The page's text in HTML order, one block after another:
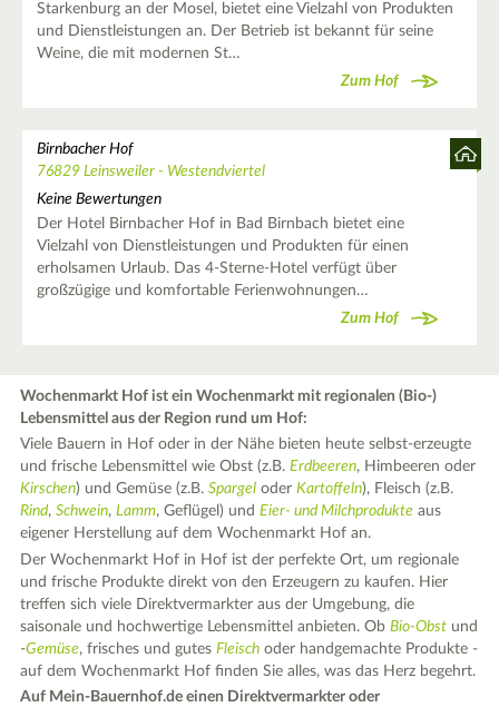
Starkenburg an der Mosel, bietet eine Vielzahl von Produkten
und Dienstleistungen an. Der Betrieb ist bekannt für seine
Weine, die mit modernen St…
Zum Hof
Birnbacher Hof
76829 Leinsweiler - Westendviertel
Keine Bewertungen
Der Hotel Birnbacher Hof in Bad Birnbach bietet eine
Vielzahl von Dienstleistungen und Produkten für einen
erholsamen Urlaub. Das 4-Sterne-Hotel verfügt über
großzügige und komfortable Ferienwohnungen…
Zum Hof
Wochenmarkt Hof ist ein Wochenmarkt mit regionalen (Bio-)
Lebensmittel aus der Region rund um Hof:
Viele Bauern in Hof oder in der Nähe bieten heute selbst-erzeugte
und frische Lebensmittel wie Obst (z.B.Erdbeeren, Himbeeren oder
Kirschen) und Gemüse (z.B.Spargel oderKartoffeln), Fleisch (z.B.
Rind,Schwein,Lamm, Geflügel) undEier- und Milchprodukte aus
eigener Herstellung auf dem Wochenmarkt Hof an.
Der Wochenmarkt Hof in Hof ist der perfekte Ort, um regionale
und frische Produkte direkt von den Erzeugern zu kaufen. Hier
treffen sich viele Direktvermarkter aus der Umgebung, die
saisonale und hochwertige Lebensmittel anbieten. ObBio-Obst und
-Gemüse, frisches und gutesFleisch oder handgemachte Produkte -
auf dem Wochenmarkt Hof finden Sie alles, was das Herz begehrt.
Auf Mein-Bauernhof.de einen Direktvermarkter oder